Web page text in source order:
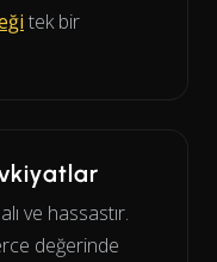
tek bir
ve hassastır.
değerinde